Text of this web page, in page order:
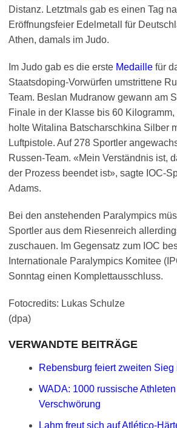
Distanz. Letztmals gab es einen Tag
Eröffnungsfeier Edelmetall für
Athen, damals im Judo.
Im Judo gab es die erste Medaille für
Staatsdoping-Vorwürfen umstrittene
Team. Beslan Mudranow gewann am
Finale in der Klasse bis 60 Kilogramm,
holte Witalina Batscharschkina Silber
Luftpistole. Auf 278 Sportler
Russen-Team. «Mein Verständnis ist,
der Prozess beendet ist», sagte IOC-
Adams.
Bei den anstehenden Paralympics
Sportler aus dem Riesenreich
zuschauen. Im Gegensatz zum IOC
Internationale Paralympics Komitee
Sonntag einen Komplettausschluss.
Fotocredits: Lukas Schulze
(dpa)
VERWANDTE BEITRÄGE
Rebensburg feiert zweiten
WADA: 1000 russische
Verschwörung
Lahm freut sich auf Atlético-